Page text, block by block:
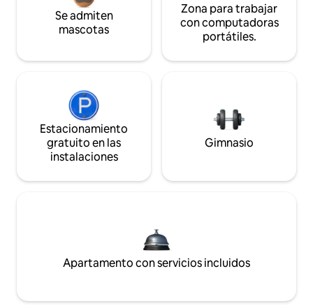
Se admiten
mascotas
Zona para trabajar
con computadoras
portátiles.
Estacionamiento
gratuito en las
instalaciones
Gimnasio
Apartamento con servicios incluidos